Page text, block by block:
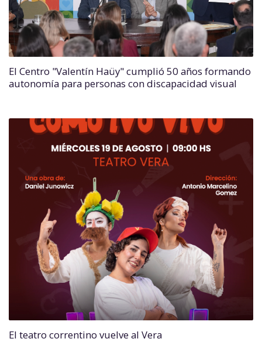
El Centro "Valentín Haüy" cumplió 50 años formando
autonomía para personas con discapacidad visual
El teatro correntino vuelve al Vera